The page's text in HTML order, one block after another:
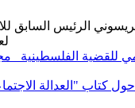
للقضية الفلسطينية_